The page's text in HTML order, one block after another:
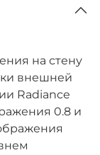
на стену
внешней
Radiance
0.8 и